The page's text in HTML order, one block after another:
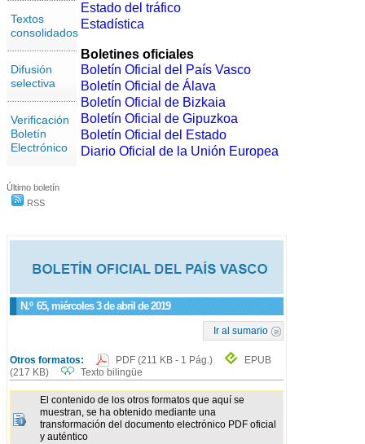
Textos
consolidados
Difusión
selectiva
Verificación
Boletín
Electrónico
Último boletín
RSS
N.º 65, miércoles 3 de abril de 2019
Ir al sumario
Otros formatos: PDF (211 KB - 1 Pág.)
EPUB
(217 KB)
Texto bilingüe
El contenido de los otros formatos que aquí se
muestran, se ha obtenido mediante una
transformación del documento electrónico PDF oficial
y auténtico
Estado del tráfico
Estadística
Boletines oficiales
Boletín Oficial del País Vasco
Boletín Oficial de Álava
Boletín Oficial de Bizkaia
Boletín Oficial de Gipuzkoa
Boletín Oficial del Estado
Diario Oficial de la Unión Europea